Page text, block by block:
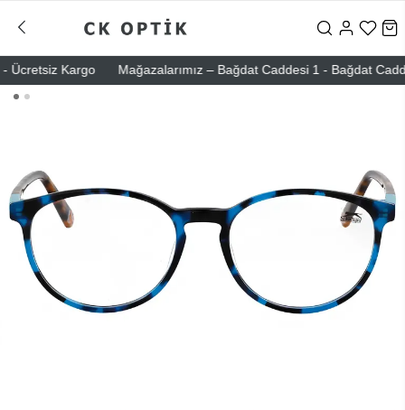
Kargo Mağazalarımız – Bağdat Caddesi 1 - Bağdat